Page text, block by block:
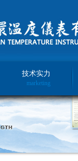
技术实力
marketing